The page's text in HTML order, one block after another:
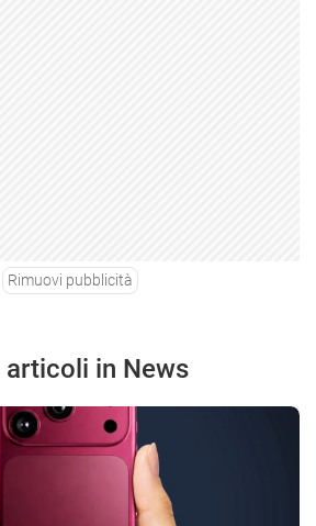
Rimuovi pubblicità
in News